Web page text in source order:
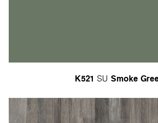
K521 SU Smoke